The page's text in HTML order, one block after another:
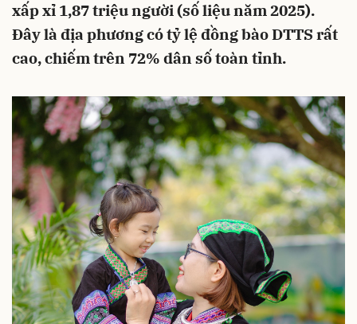
xấp xỉ 1,87 triệu người (số liệu năm 2025).
Đây là địa phương có tỷ lệ đồng bào DTTS rất
cao, chiếm trên 72% dân số toàn tỉnh.